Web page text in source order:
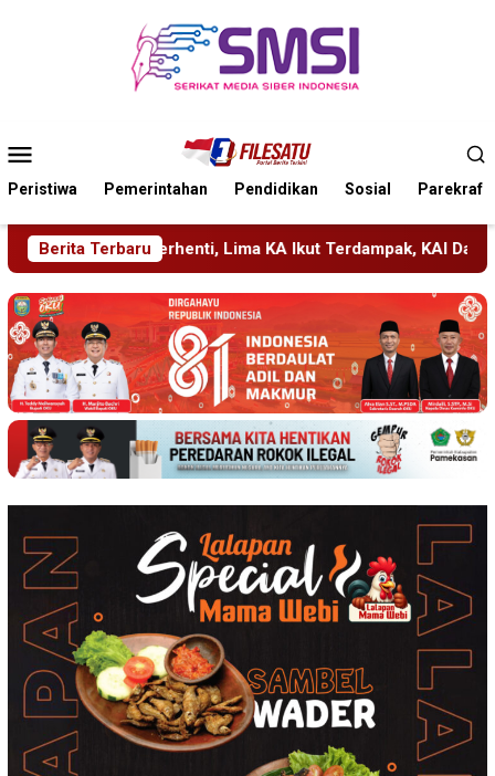
Mobile
Peristiwa Pemerintahan Pendidikan Sosial Parekraf
Berita Terbaru
Lima KA Ikut Terdampak, KAI Daop 7 Gerak Cepat Pulihkan